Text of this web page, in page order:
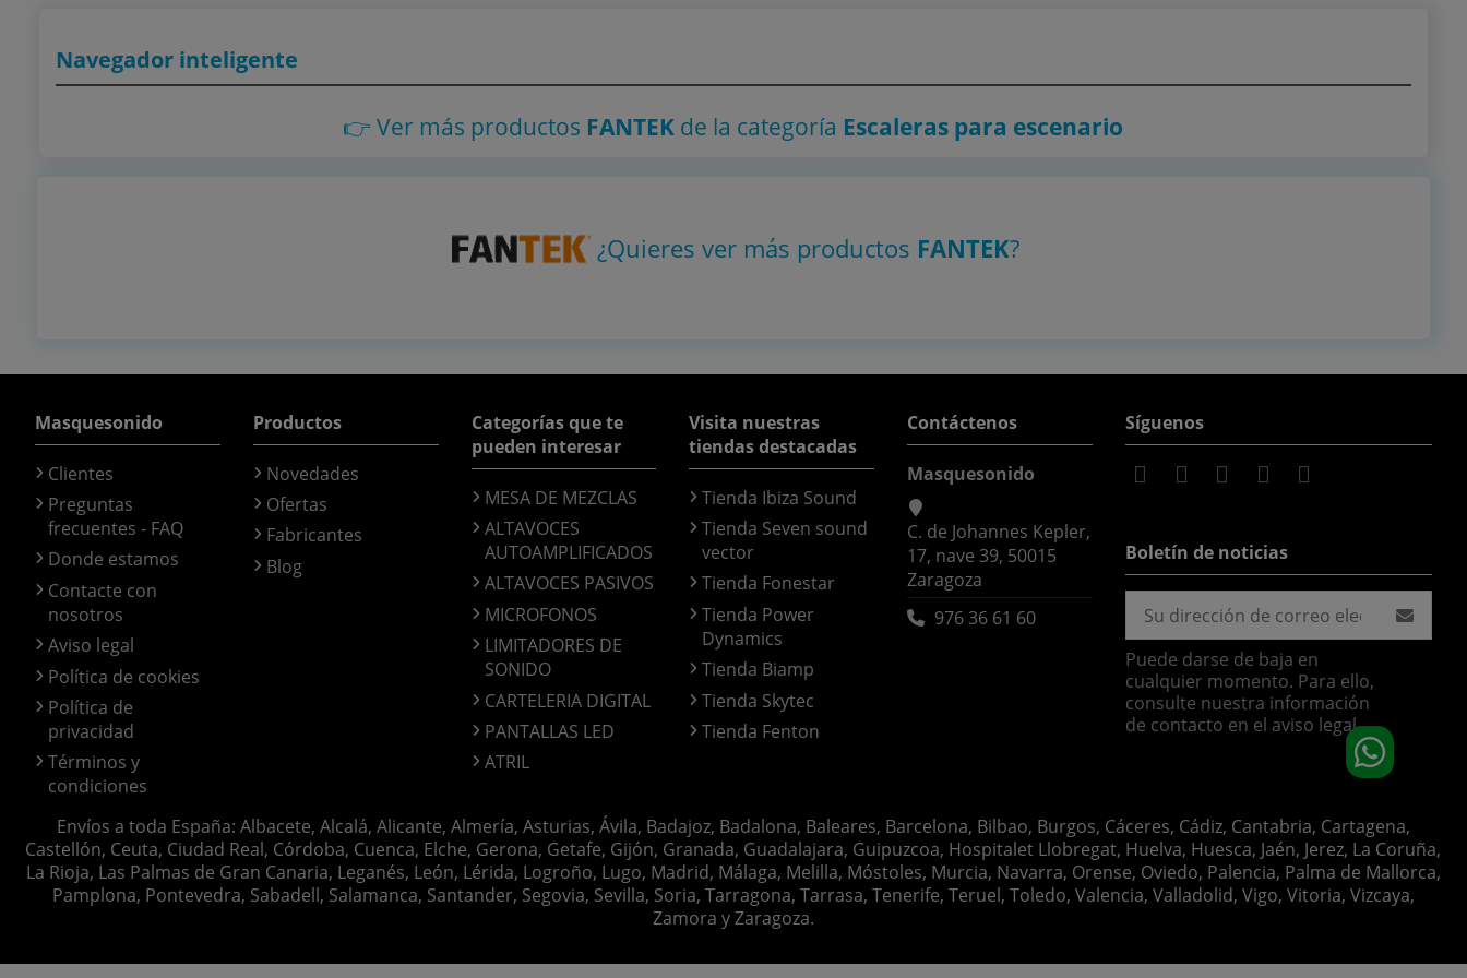
Navegador inteligente
👉 Ver más productos FANTEK de la categoría Escaleras para escenario
¿Quieres ver más productos FANTEK?
Masquesonido
Clientes
Preguntas
frecuentes - FAQ
Donde estamos
Contacte con
nosotros
Aviso legal
Política de cookies
Política de
privacidad
Términos y
condiciones
Productos
Novedades
Ofertas
Fabricantes
Blog
Categorías que te
pueden interesar
MESA DE MEZCLAS
ALTAVOCES
AUTOAMPLIFICADOS
ALTAVOCES PASIVOS
MICROFONOS
LIMITADORES DE
SONIDO
CARTELERIA DIGITAL
PANTALLAS LED
ATRIL
Visita nuestras
tiendas destacadas
Tienda Ibiza Sound
Tienda Seven sound
vector
Tienda Fonestar
Tienda Power
Dynamics
Tienda Biamp
Tienda Skytec
Tienda Fenton
Contáctenos
Masquesonido
C. de Johannes Kepler,
17, nave 39, 50015
Zaragoza
976 36 61 60
Síguenos
Boletín de noticias
Puede darse de baja en
cualquier momento. Para ello,
consulte nuestra información
de contacto en el aviso legal.
Envíos a toda España: Albacete, Alcalá, Alicante, Almería, Asturias, Ávila, Badajoz, Badalona, Baleares, Barcelona, Bilbao, Burgos, Cáceres, Cádiz, Cantabria, Cartagena,
Castellón, Ceuta, Ciudad Real, Córdoba, Cuenca, Elche, Gerona, Getafe, Gijón, Granada, Guadalajara, Guipuzcoa, Hospitalet Llobregat, Huelva, Huesca, Jaén, Jerez, La Coruña,
La Rioja, Las Palmas de Gran Canaria, Leganés, León, Lérida, Logroño, Lugo, Madrid, Málaga, Melilla, Móstoles, Murcia, Navarra, Orense, Oviedo, Palencia, Palma de Mallorca,
Pamplona, Pontevedra, Sabadell, Salamanca, Santander, Segovia, Sevilla, Soria, Tarragona, Tarrasa, Tenerife, Teruel, Toledo, Valencia, Valladolid, Vigo, Vitoria, Vizcaya,
Zamora y Zaragoza.